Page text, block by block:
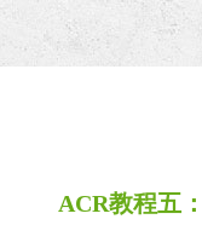
ACR教程五